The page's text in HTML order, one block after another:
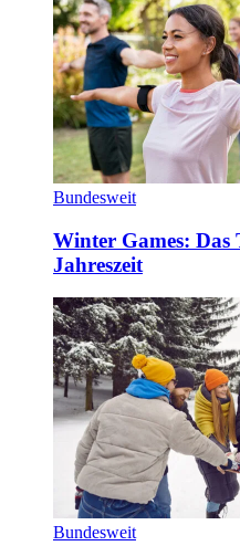
Bundesweit
Winter Games: Das
Jahreszeit
Bundesweit